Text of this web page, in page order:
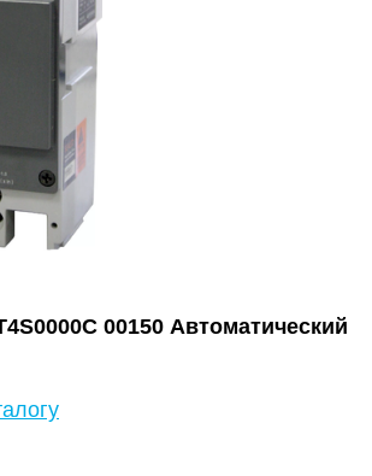
00150 Автоматический